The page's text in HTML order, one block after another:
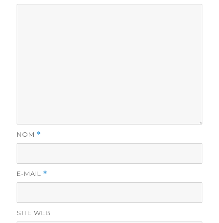
NOM *
E-MAIL *
SITE WEB